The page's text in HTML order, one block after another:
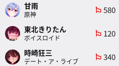
甘雨
原神
emoji_flags 580
東北きりたん
ボイスロイド
emoji_flags 120
時崎狂三
デート・ア・ライブ
emoji_flags 340